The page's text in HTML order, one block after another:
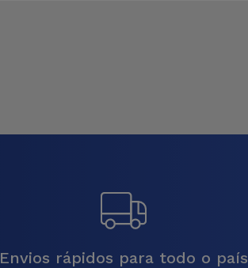
Envios rápidos para todo o país